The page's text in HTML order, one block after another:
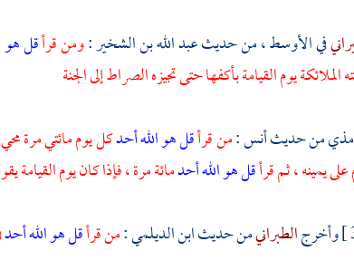
في الأوسط ، من حديثعبد الله بن الشخير:ومن قرأقل هو
الملائكة يوم القيامة بأكفها حتى تجيزه الصراط إلى الجنة
من حديثأنس:من قرأقل هو الله أحدكل يوم مائتي مرة
يمينه ، ثم قرأقل هو الله أحدمائة مرة ، فإذا كان يوم
وأخرجالطبرانيمن حديثابن الديلمي:من قرأقل هو الله أحد